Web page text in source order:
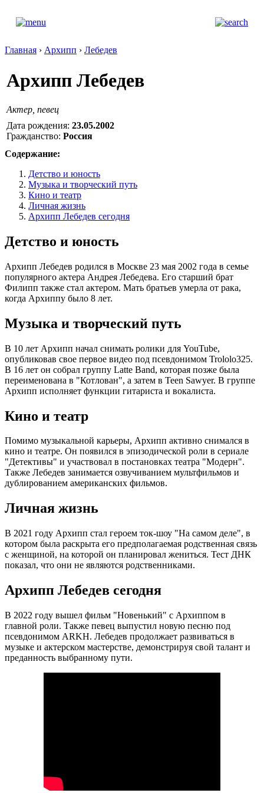
Главная › Архипп › Лебедев
Архипп Лебедев
Актер, певец
Дата рождения: 23.05.2002
Гражданство: Россия
Содержание:
Детство и юность
Музыка и творческий путь
Кино и театр
Личная жизнь
Архипп Лебедев сегодня
Детство и юность
Архипп Лебедев родился в Москве 23 мая 2002 года в семье
популярного актера Андрея Лебедева. Его старший брат
Филипп также стал актером. Мать братьев умерла от рака,
когда Архиппу было 8 лет.
Музыка и творческий путь
В 10 лет Архипп начал снимать ролики для YouTube,
опубликовав свое первое видео под псевдонимом Trololo325.
В 16 лет он собрал группу Latte Band, которая позже была
переименована в "Котлован", а затем в Teen Sawyer. В группе
Архипп исполняет функции гитариста и вокалиста.
Кино и театр
Помимо музыкальной карьеры, Архипп активно снимался в
кино и театре. Он появился в эпизодической роли в сериале
"Детективы" и участвовал в постановках театра "Модерн".
Также Лебедев занимается озвучиванием мультфильмов и
дублированием американских фильмов.
Личная жизнь
В 2021 году Архипп стал героем ток-шоу "На самом деле", в
котором была раскрыта его предполагаемая родственная связь
с женщиной, на которой он планировал жениться. Тест ДНК
показал, что они не являются родственниками.
Архипп Лебедев сегодня
В 2022 году вышел фильм "Новенький" с Архиппом в
главной роли. Также певец выпустил новую песню под
псевдонимом ARKH. Лебедев продолжает развиваться в
музыке и актерском мастерстве, демонстрируя свой талант и
преданность выбранному пути.